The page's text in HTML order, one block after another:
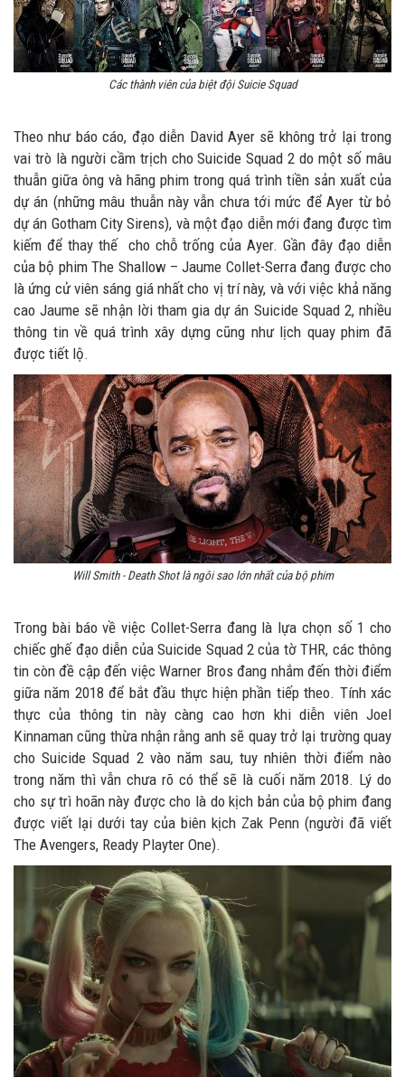
Các thành viên của biệt đội Suicie Squad
Theo như báo cáo, đạo diễn David Ayer sẽ không trở lại trong
vai trò là người cầm trịch cho Suicide Squad 2 do một số mâu
thuẫn giữa ông và hãng phim trong quá trình tiền sản xuất của
dự án (những mâu thuẫn này vẫn chưa tới mức để Ayer từ bỏ
dự án Gotham City Sirens), và một đạo diễn mới đang được tìm
kiếm để thay thế cho chỗ trống của Ayer. Gần đây đạo diễn
của bộ phim The Shallow – Jaume Collet-Serra đang được cho
là ứng cử viên sáng giá nhất cho vị trí này, và với việc khả năng
cao Jaume sẽ nhận lời tham gia dự án Suicide Squad 2, nhiều
thông tin về quá trình xây dựng cũng như lịch quay phim đã
được tiết lộ.
Will Smith - Death Shot là ngôi sao lớn nhất của bộ phim
Trong bài báo về việc Collet-Serra đang là lựa chọn số 1 cho
chiếc ghế đạo diễn của Suicide Squad 2 của tờ THR, các thông
tin còn đề cập đến việc Warner Bros đang nhắm đến thời điểm
giữa năm 2018 để bắt đầu thực hiện phần tiếp theo. Tính xác
thực của thông tin này càng cao hơn khi diễn viên Joel
Kinnaman cũng thừa nhận rằng anh sẽ quay trở lại trường quay
cho Suicide Squad 2 vào năm sau, tuy nhiên thời điểm nào
trong năm thì vẫn chưa rõ có thể sẽ là cuối năm 2018. Lý do
cho sự trì hoãn này được cho là do kịch bản của bộ phim đang
được viết lại dưới tay của biên kịch Zak Penn (người đã viết
The Avengers, Ready Playter One).